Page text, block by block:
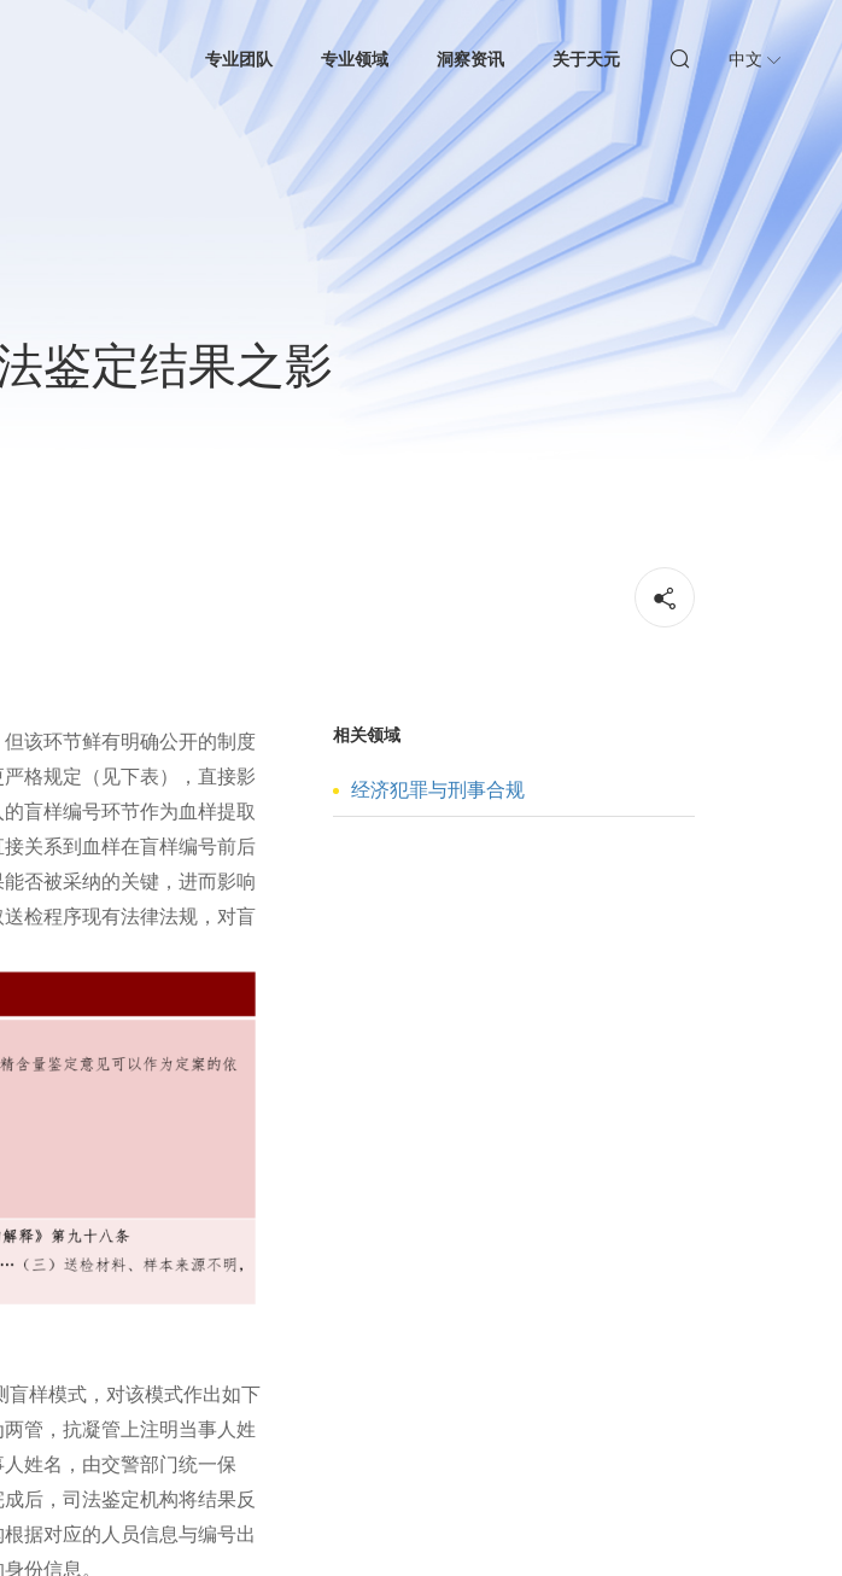
专业团队 专业领域 洞察资讯 关于天元 中文
鉴定结果之影
该环节鲜有明确公开的制度
格规定（见下表），直接影
盲样编号环节作为血样提取
关系到血样在盲样编号前后
否被采纳的关键，进而影响
检程序现有法律法规，对盲
盲样模式，对该模式作出如下
管，抗凝管上注明当事人姓
姓名，由交警部门统一保
后，司法鉴定机构将结果反
据对应的人员信息与编号出
份信息。
相关领域
经济犯罪与刑事合规